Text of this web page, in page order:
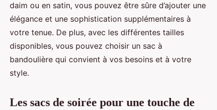
daim ou en satin, vous pouvez être sûre d’ajouter une
élégance et une sophistication supplémentaires à
votre tenue. De plus, avec les différentes tailles
disponibles, vous pouvez choisir un sac à
bandoulière qui convient à vos besoins et à votre
style.
Les sacs de soirée pour une touche de